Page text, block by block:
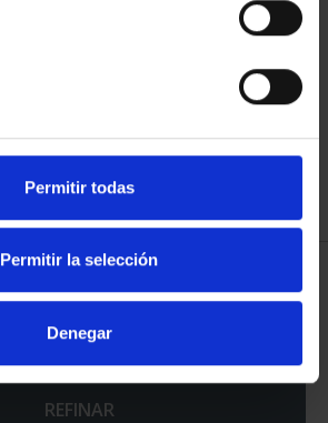
Permitir todas
Permitir la selección
Denegar
REFINAR